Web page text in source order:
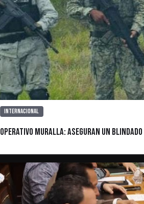
Internacional
Operativo muralla: ASEGURAN UN BLINDADO